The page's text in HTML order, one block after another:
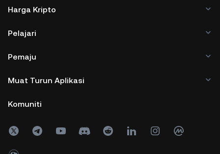
Harga Kripto
Pelajari
Pemaju
Muat Turun Aplikasi
Komuniti